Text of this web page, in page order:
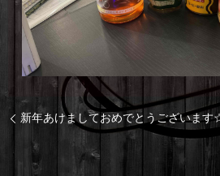
新年あけましておめでとうございます